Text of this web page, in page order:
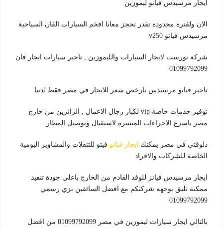
ايجار مرسيدس فيانو ليموزين
الان ولفترة محدودة تقدر تحجز معانا افخم السيارات الفان السياحية
مرسيدس فيانو v250
شركة تورست لايجار السيارات والليموزين , تاجير سيارات ايجار فان
01099792099
تاجير فيانو مرسيدس بارخص سعر للايجار في مصر فقط لدينا
توفير خدمات خاصة vip لكبار رجال الاعمال , الزائرين من خارج
مصر باسرع الاجراءات الميسرة لاستقبال وتوصيل المطار
دلوقتي في مصر يمكنك ايجار فيانو فيتو للتنقلات والمشاوير اليومية
الخاصة للشركات والافراد
ايجار مرسيدس فيانز للوفد القادم من الخارج باعلي جودة تنفيذ
ممكنة تليق بوجهه شركتكم مع افضل السائقين بزي رسمي
01099792099
بالتالي ايجار سيارات ليموزين في مصر 01099792099 من افضل